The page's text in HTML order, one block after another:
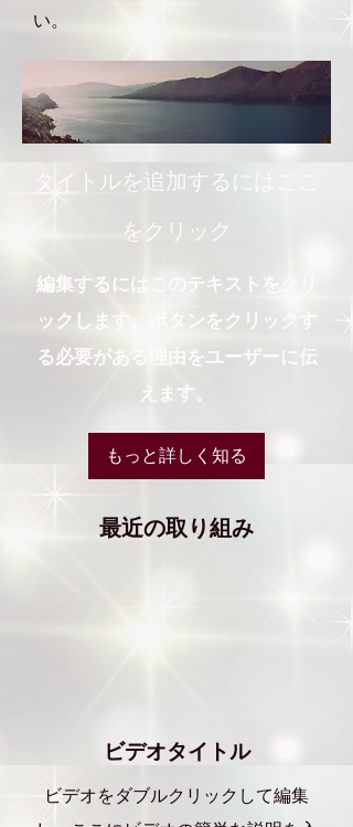
い。
タイトルを追加するにはここ
をクリック
編集するにはこのテキストをクリ
ックします。ボタンをクリックす
る必要がある理由をユーザーに伝
えます。
もっと詳しく知る
最近の取り組み
ビデオタイトル
ビデオをダブルクリックして編集